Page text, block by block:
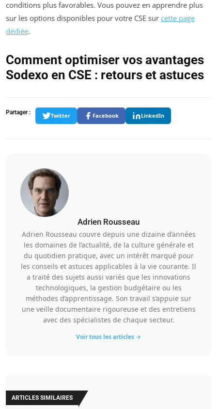
conditions plus favorables. Vous pouvez en apprendre plus
sur les options disponibles pour votre CSE sur cette page
dédiée.
Comment optimiser vos avantages
Sodexo en CSE : retours et astuces
Partager : Twitter Facebook LinkedIn
Adrien Rousseau
Adrien Rousseau couvre depuis une dizaine d’années
les domaines de l’actualité, de la culture générale et
du quotidien pratique, avec un intérêt marqué pour
les conseils et astuces applicables à la vie courante. Il
a traité des sujets aussi variés que les innovations
technologiques, la gestion budgétaire ou les
méthodes d’apprentissage. Son travail s’appuie sur
une veille documentaire rigoureuse et des entretiens
avec des spécialistes de chaque secteur.
Voir tous les articles →
ARTICLES SIMILAIRES